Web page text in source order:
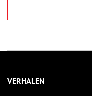
VERHALEN